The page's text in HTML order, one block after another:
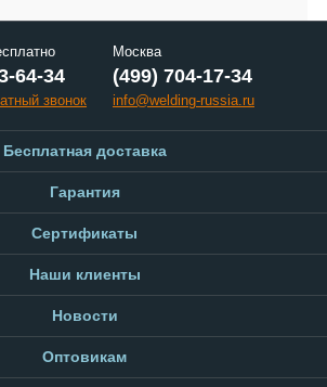
64-34
звонок
Москва
(499) 704-17-34
info@welding-russia.ru
Бесплатная доставка
Гарантия
Сертификаты
Наши клиенты
Новости
Оптовикам